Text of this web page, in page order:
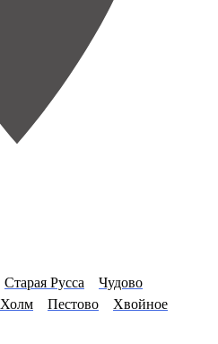
Старая Русса
Чудово
Холм Пестово
Хвойное